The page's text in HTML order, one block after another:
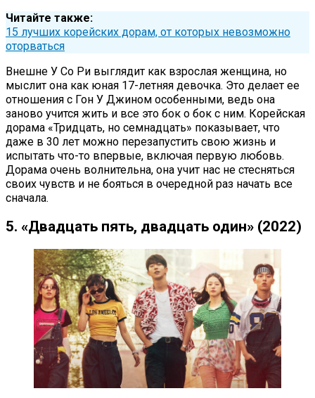
Читайте также:
15 лучших корейских дорам, от которых невозможно
оторваться
Внешне У Со Ри выглядит как взрослая женщина, но
мыслит она как юная 17-летняя девочка. Это делает ее
отношения с Гон У Джином особенными, ведь она
заново учится жить и все это бок о бок с ним. Корейская
дорама «Тридцать, но семнадцать» показывает, что
даже в 30 лет можно перезапустить свою жизнь и
испытать что-то впервые, включая первую любовь.
Дорама очень волнительна, она учит нас не стесняться
своих чувств и не бояться в очередной раз начать все
сначала.
5. «Двадцать пять, двадцать один» (2022)